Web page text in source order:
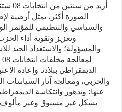
الصورة أكثر، يمثل أرضية
والسياسي والتنظيمي للمؤتمر
وتعزيز وتقوية أداء
والمسؤولة؛ والاستعداد الجيد
الديمقراطي ببلادنا وإعادة
والحزبي، ومعالجة آثار السياسات
عنها؛ وتدهور وانتكاسة
بشكل غير مسبوق وغير مألوف